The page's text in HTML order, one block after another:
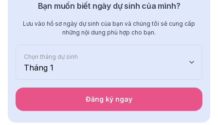
Bạn muốn biết ngày dự sinh của mình?
Lưu vào hồ sơ ngày dự sinh của bạn và chúng tôi sẽ cung cấp
những nội dung phù hợp cho bạn.
Chọn tháng dự sinh
Tháng 1
Đăng ký ngay